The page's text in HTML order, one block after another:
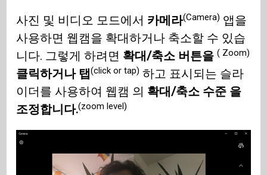
사진 및 비디오 모드에서 카메라(Camera) 앱을
사용하면 웹캠을 확대하거나 축소할 수 있습
니다. 그렇게 하려면 확대/축소 버튼을( Zoom)
클릭하거나 탭(click or tap) 하고 표시되는 슬라
이더를 사용하여 웹캠 의 확대/축소 수준 을
조정합니다.(zoom level)